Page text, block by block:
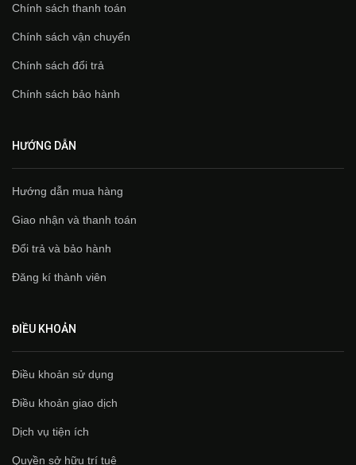
Chính sách thanh toán
Chính sách vận chuyển
Chính sách đổi trả
Chính sách bảo hành
HƯỚNG DẪN
Hướng dẫn mua hàng
Giao nhận và thanh toán
Đổi trả và bảo hành
Đăng kí thành viên
ĐIỀU KHOẢN
Điều khoản sử dụng
Điều khoản giao dịch
Dịch vụ tiện ích
Quyền sở hữu trí tuệ